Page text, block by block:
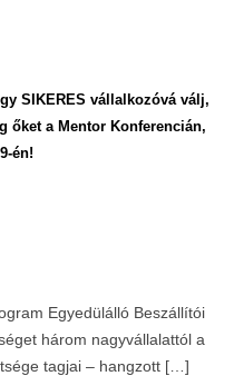
SIKERES vállalkozóvá válj,
őket a Mentor Konferencián,
én!
Egyedülálló Beszállítói
három nagyvállalattól a
tagjai – hangzott […]